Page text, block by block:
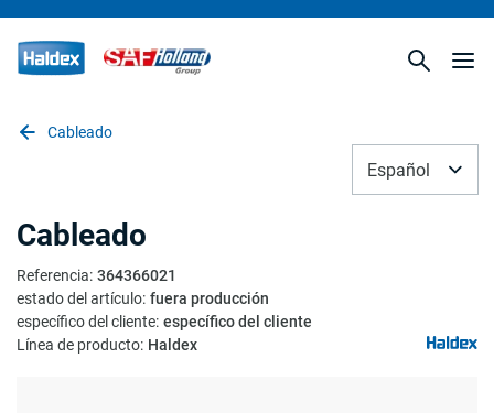
Cableado
Español
Cableado
Referencia: 364366021
estado del artículo: fuera producción
específico del cliente: específico del cliente
Línea de producto: Haldex